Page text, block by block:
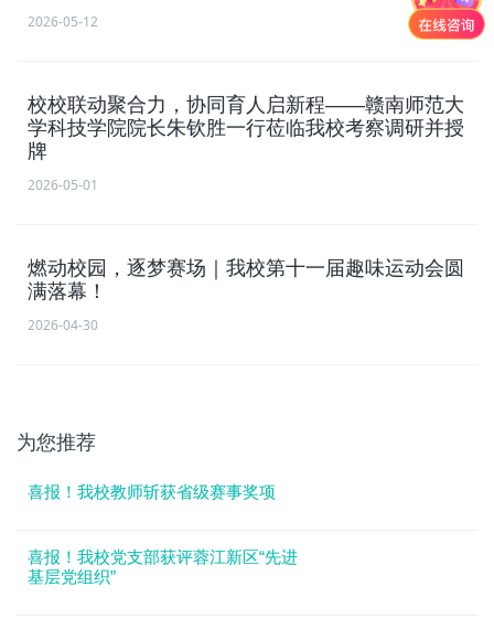
2026-05-12
校校联动聚合力，协同育人启新程——赣南师范大
学科技学院院长朱钦胜一行莅临我校考察调研并授
牌
2026-05-01
燃动校园，逐梦赛场｜我校第十一届趣味运动会圆
满落幕！
2026-04-30
为您推荐
喜报！我校教师斩获省级赛事奖项
喜报！我校党支部获评蓉江新区“先进
基层党组织”